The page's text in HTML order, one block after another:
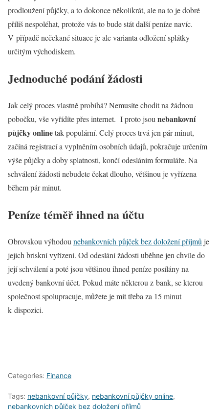
prodloužení půjčky, a to dokonce několikrát, ale na to je dobré
příliš nespoléhat, protože vás to bude stát další peníze navíc.
V případě nečekané situace je ale varianta odložení splátky
určitým východiskem.
Jednoduché podání žádosti
Jak celý proces vlastně probíhá? Nemusíte chodit na žádnou
pobočku, vše vyřídíte přes internet. I proto jsou nebankovní
půjčky onlinetak populární. Celý proces trvá jen pár minut,
začíná registrací a vyplněním osobních údajů, pokračuje určením
výše půjčky a doby splatnosti, končí odesláním formuláře. Na
schválení žádosti nebudete čekat dlouho, většinou je vyřízena
během pár minut.
Peníze téměř ihned na účtu
Obrovskou výhodou nebankovních půjček bez doložení příjmů je
jejich briskní vyřízení. Od odeslání žádosti uběhne jen chvíle do
její schválení a poté jsou většinou ihned peníze posílány na
uvedený bankovní účet. Pokud máte některou z bank, se kterou
společnost spolupracuje, můžete je mít třeba za 15 minut
k dispozici.
Categories: Finance
Tags: nebankovní půjčky, nebankovní půjčky online,
nebankovních půjček bez doložení příjmů